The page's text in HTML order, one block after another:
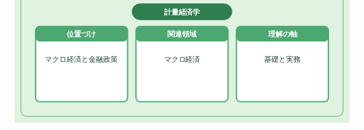
計量経済学
位置づけ
マクロ経済と金融政策
関連領域
マクロ経済
理解の軸
基礎と実務